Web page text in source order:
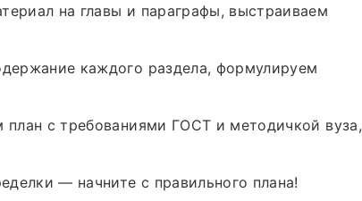
на главы и параграфы, выстраиваем
каждого раздела, формулируем
с требованиями ГОСТ и методичкой вуза,
— начните с правильного плана!